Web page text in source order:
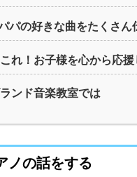
パの好きな曲をたくさん
れ！お子様を心から応
ンド音楽教室では
ノの話をする